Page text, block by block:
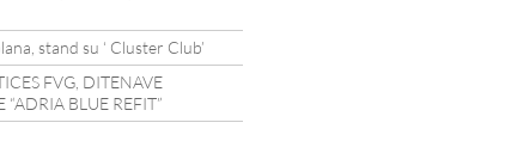
stand su ‘ Cluster Club’
FVG, DITENAVE
“ADRIA BLUE REFIT”